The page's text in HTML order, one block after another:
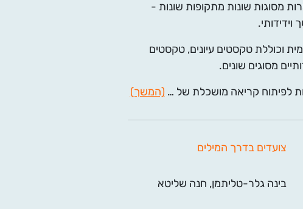
מסוגות שונות מתקופות שונות -
וכוללת טקסטים עיונים, טקסטים
מסוגים שונים.
לפיתוח קריאה מושכלת של … (המשך)
צועדים בדרך המילים
בינה גלר-טליתמן, חנה שליטא